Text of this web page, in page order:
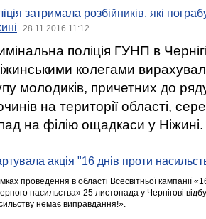
затримала розбійників, які
28.11.2016 11:12
поліція ГУНП в
колегами
молодиків, причетних до
на території області,
на філію ощадкаси у Ніжині.
акція "16 днів проти
проведення в області Всесвітньої кампанії
насильства» 25 листопада у Чернігові
немає виправдання!».